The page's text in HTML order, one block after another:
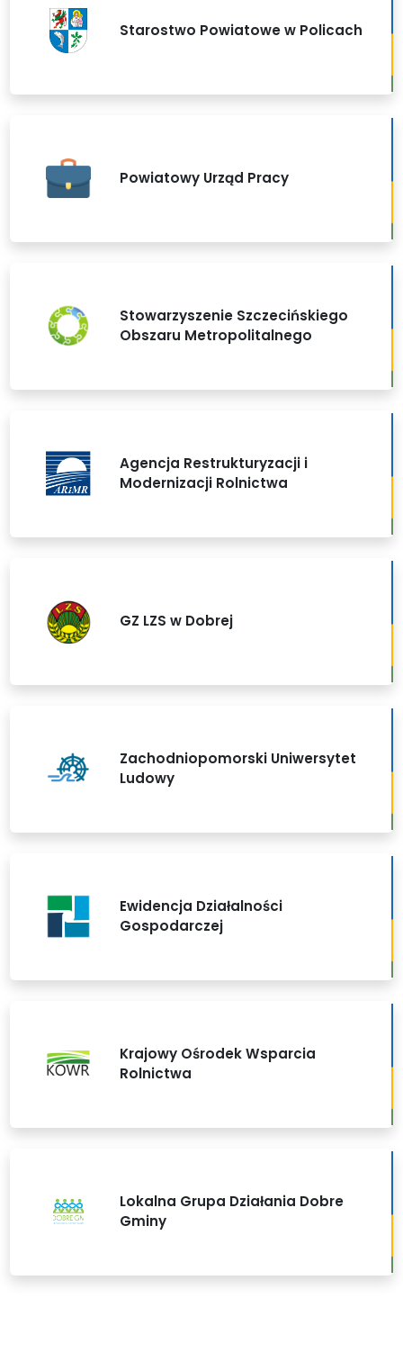
Starostwo Powiatowe w Policach
Powiatowy Urząd Pracy
Stowarzyszenie Szczecińskiego
Obszaru Metropolitalnego
Agencja Restrukturyzacji i
Modernizacji Rolnictwa
GZ LZS w Dobrej
Zachodniopomorski Uniwersytet
Ludowy
Ewidencja Działalności
Gospodarczej
Krajowy Ośrodek Wsparcia
Rolnictwa
Lokalna Grupa Działania Dobre
Gminy